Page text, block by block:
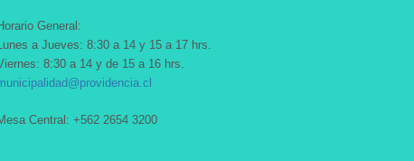
General:
a Jueves: 8:30 a 14 y 15 a 17 hrs.
8:30 a 14 y de 15 a 16 hrs.
Central: +562 2654 3200